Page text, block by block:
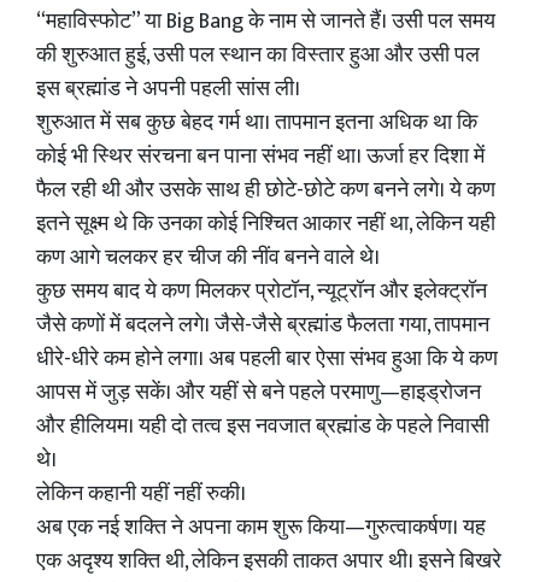
“महाविस्फोट” या Big Bang के नाम से जानते हैं। उसी पल समय
की शुरुआत हुई, उसी पल स्थान का विस्तार हुआ और उसी पल
इस ब्रह्मांड ने अपनी पहली सांस ली।
शुरुआत में सब कुछ बेहद गर्म था। तापमान इतना अधिक था कि
कोई भी स्थिर संरचना बन पाना संभव नहीं था। ऊर्जा हर दिशा में
फैल रही थी और उसके साथ ही छोटे-छोटे कण बनने लगे। ये कण
इतने सूक्ष्म थे कि उनका कोई निश्चित आकार नहीं था, लेकिन यही
कण आगे चलकर हर चीज की नींव बनने वाले थे।
कुछ समय बाद ये कण मिलकर प्रोटॉन, न्यूट्रॉन और इलेक्ट्रॉन
जैसे कणों में बदलने लगे। जैसे-जैसे ब्रह्मांड फैलता गया, तापमान
धीरे-धीरे कम होने लगा। अब पहली बार ऐसा संभव हुआ कि ये कण
आपस में जुड़ सकें। और यहीं से बने पहले परमाणु—हाइड्रोजन
और हीलियम। यही दो तत्व इस नवजात ब्रह्मांड के पहले निवासी
थे।
लेकिन कहानी यहीं नहीं रुकी।
अब एक नई शक्ति ने अपना काम शुरू किया—गुरुत्वाकर्षण। यह
एक अदृश्य शक्ति थी, लेकिन इसकी ताकत अपार थी। इसने बिखरे